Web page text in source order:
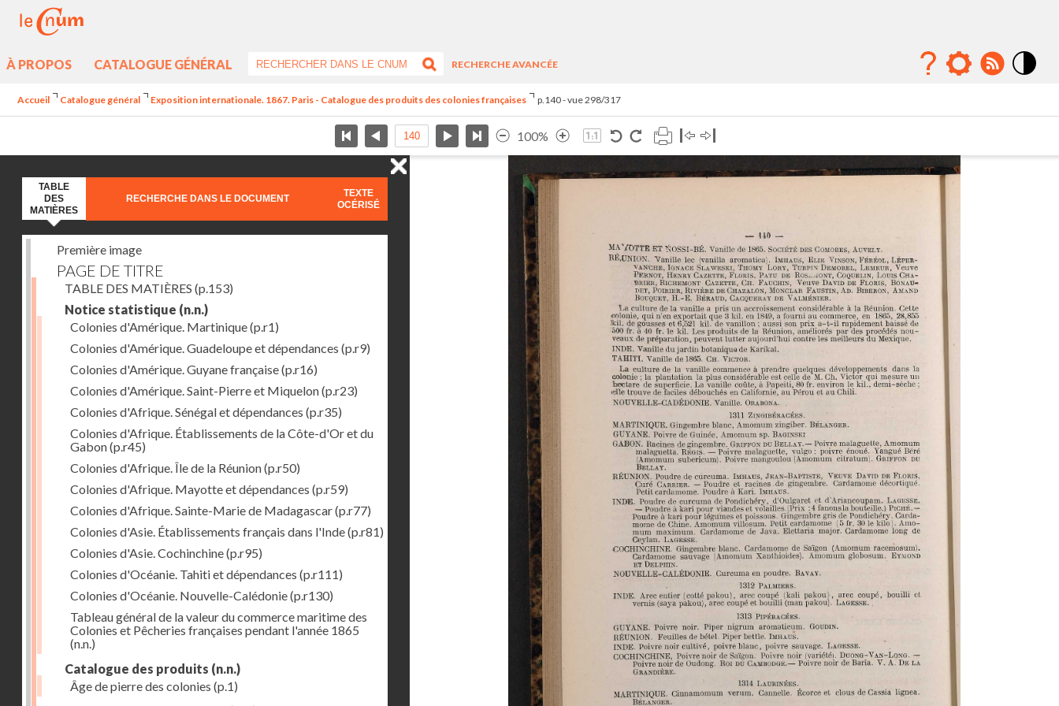
À PROPOS CATALOGUE GÉNÉRAL
RECHERCHE AVANCÉE
Accueil Catalogue général Exposition internationale. 1867. Paris - Catalogue des produits des colonies françaises p.140 - vue 298/317
100%
TABLE
DES
MATIÈRES
RECHERCHE DANS LE DOCUMENT
TEXTE
OCÉRISÉ
Première image
PAGE DE TITRE
TABLE DES MATIÈRES (p.153)
Notice statistique (n.n.)
Colonies d'Amérique. Martinique(p.r1)
Colonies d'Amérique. Guadeloupe et dépendances (p.r9)
Colonies d'Amérique. Guyane française(p.r16)
Colonies d'Amérique. Saint-Pierre et Miquelon(p.r23)
Colonies d'Afrique. Sénégal et dépendances (p.r35)
Colonies d'Afrique. Établissements de la Côte-d'Or et du
Gabon(p.r45)
Colonies d'Afrique. Île de la Réunion(p.r50)
Colonies d'Afrique. Mayotte et dépendances (p.r59)
Colonies d'Afrique. Sainte-Marie de Madagascar(p.r77)
Colonies d'Asie. Établissements français dans l'Inde(p.r81)
Colonies d'Asie. Cochinchine(p.r95)
Colonies d'Océanie. Tahiti et dépendances (p.r111)
Colonies d'Océanie. Nouvelle-Calédonie(p.r130)
Tableau général de la valeur du commerce maritime des
Colonies et Pêcheries françaises pendant l'année 1865
(n.n.)
Catalogue des produits (n.n.)
Âge de pierre des colonies (p.1)